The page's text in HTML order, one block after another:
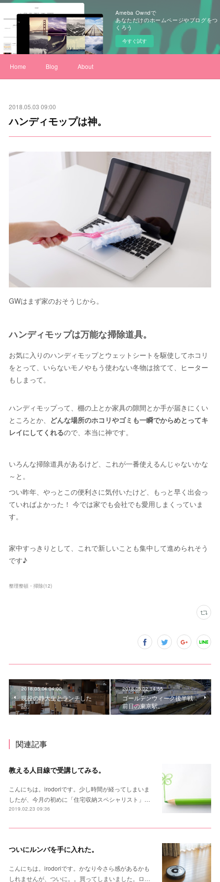
Ameba Owndで
あなただけのホームページやブログをつ
くろう
今すぐ試す
Home Blog About
2018.05.03 09:00
ハンディモップは神。
GWはまず家のおそうじから。
ハンディモップは万能な掃除道具。
お気に入りのハンディモップとウェットシートを駆使してホコリ
をとって、いらないモノやもう使わない冬物は捨てて、ヒーター
もしまって。
ハンディモップって、棚の上とか家具の隙間とか手が届きにくい
ところとか、 どんな場所のホコリやゴミも一瞬でからめとってキ
レイにしてくれるので、本当に神です。
いろんな掃除道具があるけど、これが一番使えるんじゃないかな
～と。
つい昨年、やっとこの便利さに気付いたけど、もっと早く出会っ
ていればよかった！ 今では家でも会社でも愛用しまくっていま
す。
家中すっきりとして、これで新しいことも集中して進められそう
です♪
整理整頓・掃除(12)
2018.05.04 04:00
現役の静大生とランチした
話。
2018.05.02 14:55
ゴールデンウィーク後半戦
前日の東京駅。
関連記事
教える人目線で受講してみる。
こんにちは。irodoriです。少し時間が経ってしまいま
したが、今月の初めに「住宅収納スペシャリスト」…
2019.02.23 09:36
ついにルンバを手に入れた。
こんにちは。irodoriです。かなり今さら感があるかも
しれませんが、ついに。。買ってしまいました。ロ…